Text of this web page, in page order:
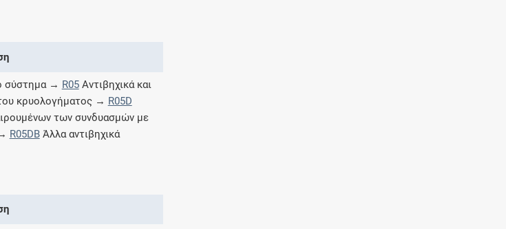
και αγωγές για
ότι...
σύστημα → R05Αντιβηχικά και
κρυολογήματος → R05D
των συνδυασμών με
R05DBΆλλα αντιβηχικά